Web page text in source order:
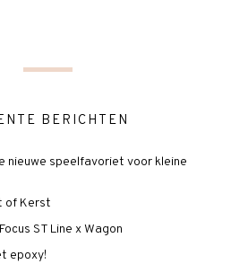
BERICHTEN
nieuwe speelfavoriet voor kleine
of Kerst
ST Line x Wagon
epoxy!